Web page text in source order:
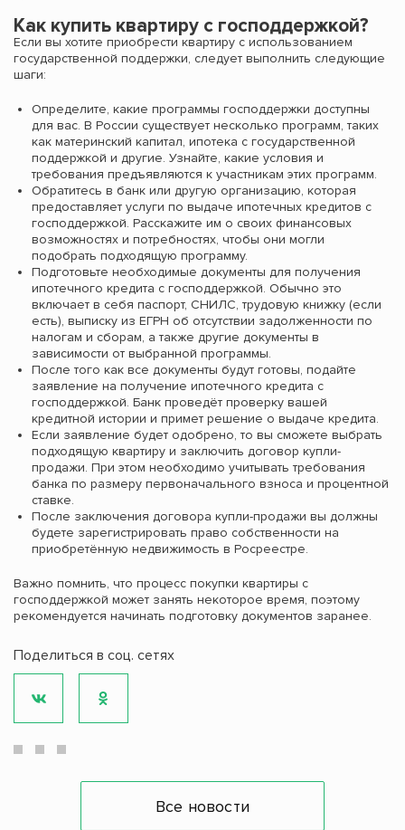
Как купить квартиру с господдержкой?
Если вы хотите приобрести квартиру с использованием
государственной поддержки, следует выполнить следующие
шаги:
Определите, какие программы господдержки доступны
для вас. В России существует несколько программ, таких
как материнский капитал, ипотека с государственной
поддержкой и другие. Узнайте, какие условия и
требования предъявляются к участникам этих программ.
Обратитесь в банк или другую организацию, которая
предоставляет услуги по выдаче ипотечных кредитов с
господдержкой. Расскажите им о своих финансовых
возможностях и потребностях, чтобы они могли
подобрать подходящую программу.
Подготовьте необходимые документы для получения
ипотечного кредита с господдержкой. Обычно это
включает в себя паспорт, СНИЛС, трудовую книжку (если
есть), выписку из ЕГРН об отсутствии задолженности по
налогам и сборам, а также другие документы в
зависимости от выбранной программы.
После того как все документы будут готовы, подайте
заявление на получение ипотечного кредита с
господдержкой. Банк проведёт проверку вашей
кредитной истории и примет решение о выдаче кредита.
Если заявление будет одобрено, то вы сможете выбрать
подходящую квартиру и заключить договор купли-
продажи. При этом необходимо учитывать требования
банка по размеру первоначального взноса и процентной
ставке.
После заключения договора купли-продажи вы должны
будете зарегистрировать право собственности на
приобретённую недвижимость в Росреестре.
Важно помнить, что процесс покупки квартиры с
господдержкой может занять некоторое время, поэтому
рекомендуется начинать подготовку документов заранее.
Поделиться в соц. сетях
Все новости